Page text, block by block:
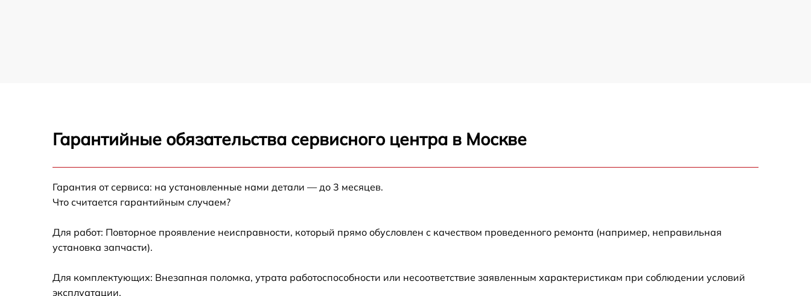
Гарантийные обязательства сервисного центра в Москве
Гарантия от сервиса: на установленные нами детали — до 3 месяцев.
Что считается гарантийным случаем?
Для работ: Повторное проявление неисправности, который прямо обусловлен с качеством проведенного ремонта (например, неправильная
установка запчасти).
Для комплектующих: Внезапная поломка, утрата работоспособности или несоответствие заявленным характеристикам при соблюдении условий
эксплуатации.